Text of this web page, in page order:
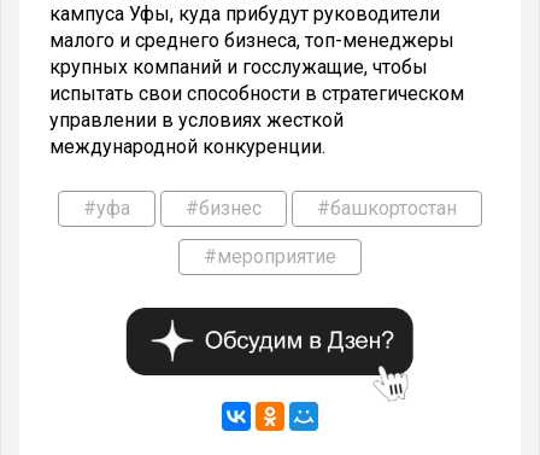
кампуса Уфы, куда прибудут руководители
малого и среднего бизнеса, топ-менеджеры
крупных компаний и госслужащие, чтобы
испытать свои способности в стратегическом
управлении в условиях жесткой
международной конкуренции.
#уфа #бизнес #башкортостан
#мероприятие